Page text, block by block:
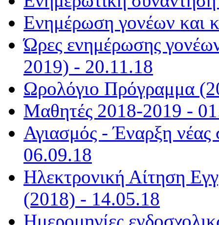
Ενημέρωση γονέων και
Ώρες ενημέρωσης
2019) - 20.11.18
Ωρολόγιο Πρόγραμμα
Μαθητές 2018-2019 -
Αγιασμός - Έναρξη νέας
06.09.18
Ηλεκτρονική Αίτηση
(2018) - 14.05.18
Ημερομηνίες